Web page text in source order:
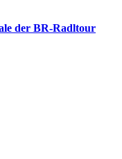
der BR-Radltour